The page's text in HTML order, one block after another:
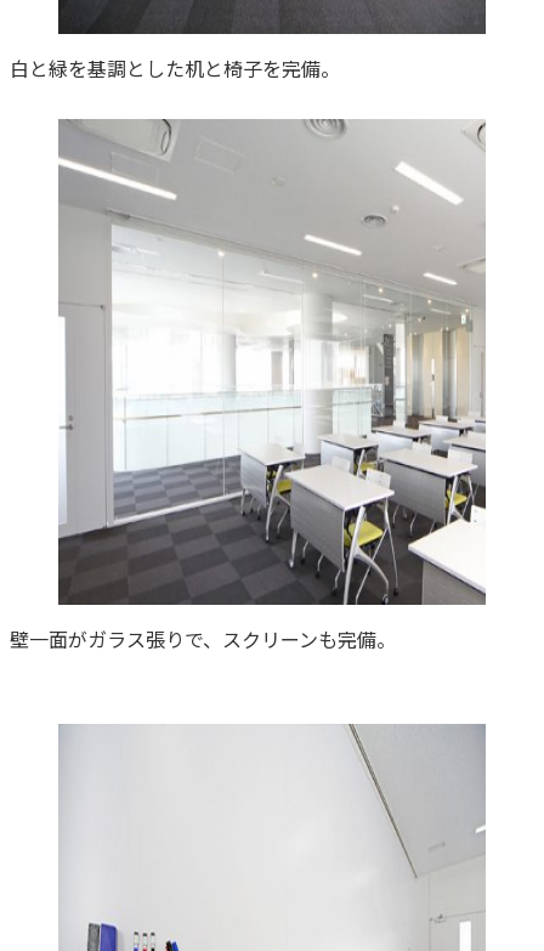
白と緑を基調とした机と椅子を完備。
壁一面がガラス張りで、スクリーンも完備。